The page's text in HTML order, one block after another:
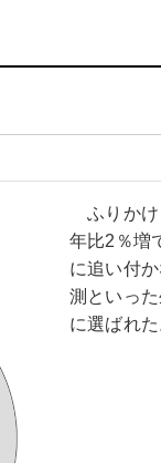
ふりかけ
年比2％増
に追い付
測といっ
に選ばれた